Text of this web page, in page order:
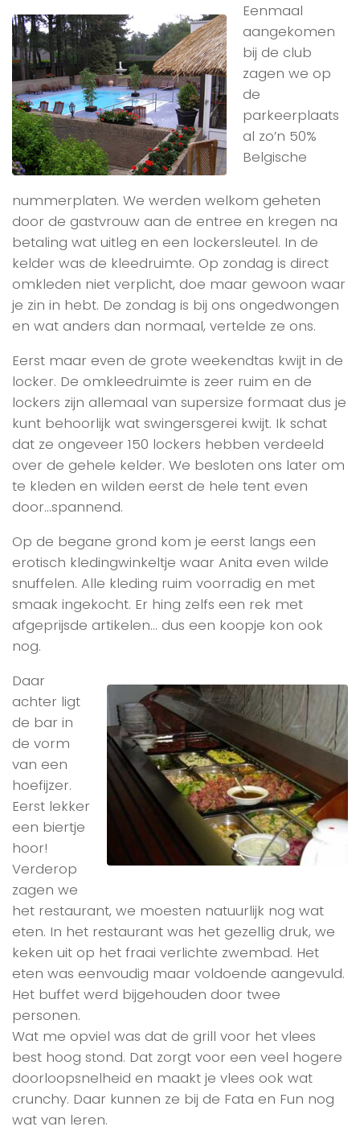
Eenmaal
aangekomen
bij de club
zagen we op
de
parkeerplaats
al zo’n 50%
Belgische
nummerplaten. We werden welkom geheten
door de gastvrouw aan de entree en kregen na
betaling wat uitleg en een lockersleutel. In de
kelder was de kleedruimte. Op zondag is direct
omkleden niet verplicht, doe maar gewoon waar
je zin in hebt. De zondag is bij ons ongedwongen
en wat anders dan normaal, vertelde ze ons.
Eerst maar even de grote weekendtas kwijt in de
locker. De omkleedruimte is zeer ruim en de
lockers zijn allemaal van supersize formaat dus je
kunt behoorlijk wat swingersgerei kwijt. Ik schat
dat ze ongeveer 150 lockers hebben verdeeld
over de gehele kelder. We besloten ons later om
te kleden en wilden eerst de hele tent even
door…spannend.
Op de begane grond kom je eerst langs een
erotisch kledingwinkeltje waar Anita even wilde
snuffelen. Alle kleding ruim voorradig en met
smaak ingekocht. Er hing zelfs een rek met
afgeprijsde artikelen… dus een koopje kon ook
nog.
Daar
achter ligt
de bar in
de vorm
van een
hoefijzer.
Eerst lekker
een biertje
hoor!
Verderop
zagen we
het restaurant, we moesten natuurlijk nog wat
eten. In het restaurant was het gezellig druk, we
keken uit op het fraai verlichte zwembad. Het
eten was eenvoudig maar voldoende aangevuld.
Het buffet werd bijgehouden door twee
personen.
Wat me opviel was dat de grill voor het vlees
best hoog stond. Dat zorgt voor een veel hogere
doorloopsnelheid en maakt je vlees ook wat
crunchy. Daar kunnen ze bij de Fata en Fun nog
wat van leren.